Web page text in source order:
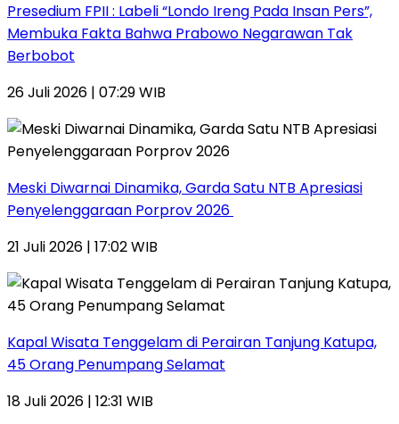
Presedium FPII : Labeli “Londo Ireng Pada Insan Pers”,
Membuka Fakta Bahwa Prabowo Negarawan Tak
Berbobot
26 Juli 2026 | 07:29 WIB
Meski Diwarnai Dinamika, Garda Satu NTB Apresiasi
Penyelenggaraan Porprov 2026 ‎
21 Juli 2026 | 17:02 WIB
Kapal Wisata Tenggelam di Perairan Tanjung Katupa,
45 Orang Penumpang Selamat
18 Juli 2026 | 12:31 WIB